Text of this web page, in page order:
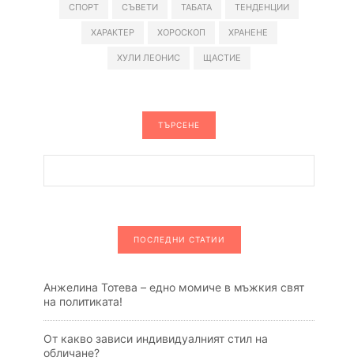
СПОРТ СЪВЕТИ ТАБАТА ТЕНДЕНЦИИ
ХАРАКТЕР ХОРОСКОП ХРАНЕНЕ
ХУЛИ ЛЕОНИС ЩАСТИЕ
ТЪРСЕНЕ
ПОСЛЕДНИ СТАТИИ
Анжелина Тотева – едно момиче в мъжкия свят
на политиката!
От какво зависи индивидуалният стил на
обличане?